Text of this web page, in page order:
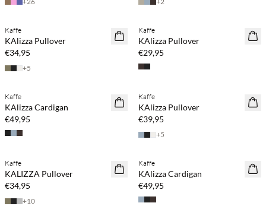
NEUHEITEN
Kaffe
KAlizza Pullover
€34,95
+5
NEUHEITEN
Kaffe
KAlizza Pullover
€29,95
NEUHEITEN
Kaffe
KAlizza Cardigan
€49,95
NEUHEITEN
Kaffe
KAlizza Pullover
€39,95
+5
NEUHEITEN
Kaffe
KALIZZA Pullover
€34,95
+10
NEUHEITEN
Kaffe
KAlizza Cardigan
€49,95